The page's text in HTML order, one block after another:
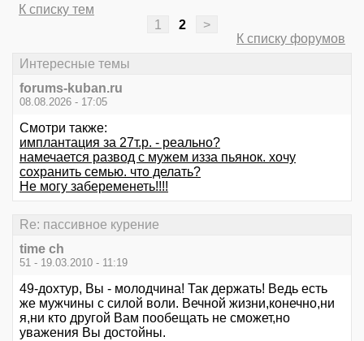
К списку тем
1
2
>
К списку форумов
Интересные темы
forums-kuban.ru
08.08.2026 - 17:05
Смотри также:
имплантация за 27т.р. - реально?
намечается развод с мужем изза пьянок. хочу
сохранить семью. что делать?
Не могу забеременеть!!!!
Re: пассивное курение
time ch
51 - 19.03.2010 - 11:19
49-дохтур, Вы - молодчина! Так держать! Ведь есть
же мужчины с силой воли. Вечной жизни,конечно,ни
я,ни кто другой Вам пообещать не сможет,но
уважения Вы достойны.